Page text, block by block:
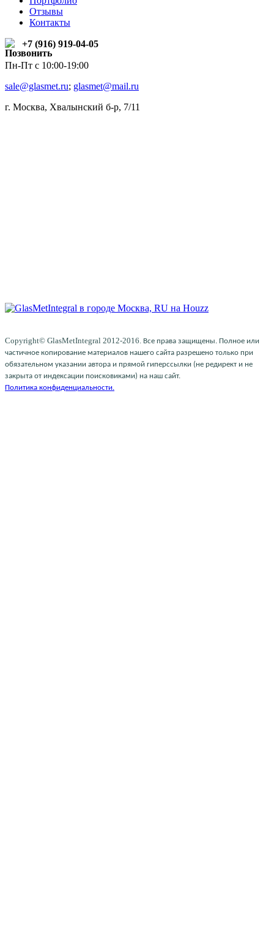
Отзывы
Контакты
+7 (916) 919-04-05
Пн-Пт c 10:00-19:00
sale@glasmet.ru; glasmet@mail.ru
г. Москва, Хвалынский б-р, 7/11
Copyright© GlasMetIntegral 2012-2016.
Все права защищены. Полное или
частичное копирование материалов нашего сайта разрешено только при
обязательном указании автора и прямой гиперссылки (не редирект и не
закрыта от индексации поисковиками) на наш сайт.
Политика конфиденциальности.